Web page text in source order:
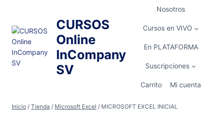
contenido
CURSOS
Online
InCompany
SV
Nosotros
Cursos en VIVO
En PLATAFORMA
Suscripciones
Carrito Mi cuenta
Inicio / Tienda / Microsoft Excel / MICROSOFT EXCEL INICIAL